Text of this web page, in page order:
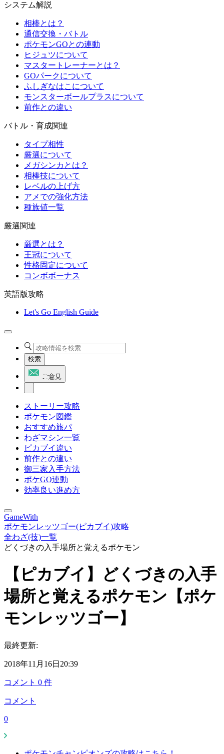
システム解説
相棒とは？
通信交換・バトル
ポケモンGOとの連動
ヒジュツについて
マスタートレーナーとは？
GOパークについて
ふしぎなはこについて
モンスターボールプラスについて
前作との違い
バトル・育成関連
タイプ相性
厳選について
メガシンカとは？
相棒技について
レベルの上げ方
アメでの強化方法
種族値一覧
厳選関連
厳選とは？
王冠について
性格固定について
コンボボーナス
英語版攻略
Let's Go English Guide
検索
ご意見
ストーリー攻略
ポケモン図鑑
おすすめ旅パ
わざマシン一覧
ピカブイ違い
前作との違い
御三家入手方法
ポケGO連動
効率良い進め方
GameWith
ポケモンレッツゴー(ピカブイ)攻略
全わざ(技)一覧
どくづきの入手場所と覚えるポケモン
【ピカブイ】どくづきの入手
場所と覚えるポケモン【ポケ
モンレッツゴー】
最終更新:
2018年11月16日20:39
コメント 0 件
コメント
0